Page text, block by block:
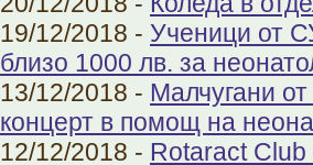
19/12/2018 - Ученици от
близо 1000 лв. за
13/12/2018 - Малчугани
концерт в помощ на
12/12/2018 - Rotaract Club